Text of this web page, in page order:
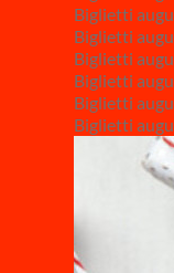
Biglietti
Biglietti
Biglietti
Biglietti
Biglietti
Biglietti